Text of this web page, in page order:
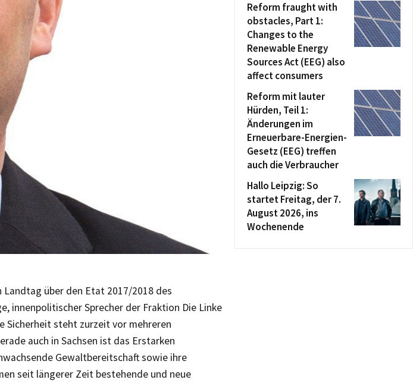
über den Etat 2017/2018 des
innenpolitischer Sprecher der Fraktion Die Linke
Sicherheit steht zurzeit vor mehreren
auch in Sachsen ist das Erstarken
Gewaltbereitschaft sowie ihre
seit längerer Zeit bestehende und neue
Reform fraught with
obstacles, Part 1:
Changes to the
Renewable Energy
Sources Act (EEG) also
affect consumers
Reform mit lauter
Hürden, Teil 1:
Änderungen im
Erneuerbare-Energien-
Gesetz (EEG) treffen
auch die Verbraucher
Hallo Leipzig: So
startet Freitag, der 7.
August 2026, ins
Wochenende